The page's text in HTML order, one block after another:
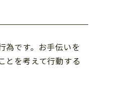
為です。お手伝いを
とを考えて行動する